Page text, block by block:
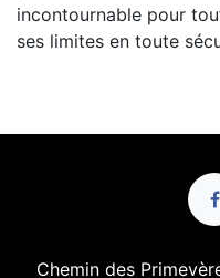
incontournable pour
ses limites en toute
Chemin des